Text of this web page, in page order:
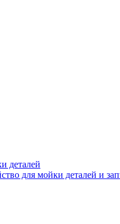
деталей
для мойки деталей и